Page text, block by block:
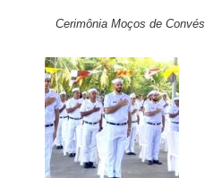
Cerimônia Moços de Convés